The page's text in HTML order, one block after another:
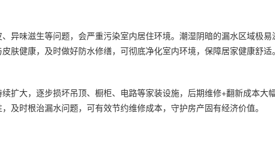
异味滋生等问题，会严重污染室内居住环境。潮湿阴暗的漏水区域极易
肤健康，及时做好防水修缮，可彻底净化室内环境，保障居家健康舒适。
扩大，逐步损坏吊顶、橱柜、电路等家装设施，后期维修+翻新成本大
及时根治漏水问题，可有效节约维修成本，守护房产固有经济价值。